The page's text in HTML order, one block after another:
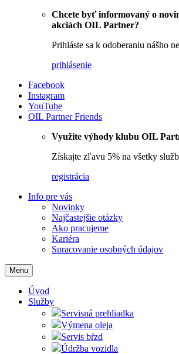
Chcete byť informovaný o
akciách OIL Partner?
Prihláste sa k odoberaniu nášho
prihlásenie
Facebook
Instagram
YouTube
OIL Partner Friends
Využite výhody klubu OIL
Získajte zľavu 5% na všetky
registrácia
Info pre vás
Novinky
Najčastejšie otázky
Ako pracujeme
Kariéra
Spracovanie osobných údajov
Menu
Úvod
Služby
Servisná prehliadka
Výmena oleja
Servis bŕzd
Údržba vozidla